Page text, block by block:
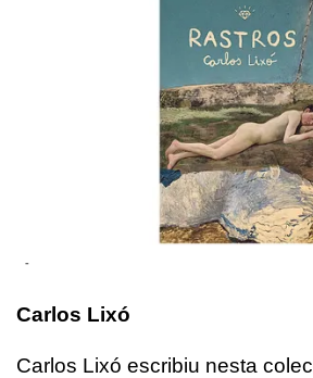
-
Carlos Lixó
Carlos Lixó escribiu nesta